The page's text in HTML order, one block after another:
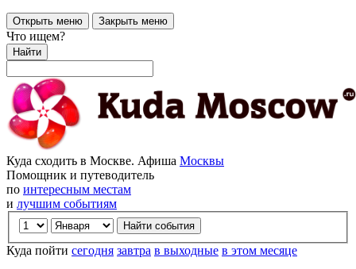
Открыть меню Закрыть меню
Что ищем?
Найти
Куда сходить в Москве. Афиша Москвы
Помощник и путеводитель
по интересным местам
и лучшим событиям
Куда пойти сегодня завтра в выходные в этом месяце